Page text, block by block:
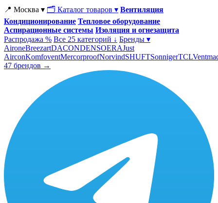
📍 Москва ▾ 🗂 Каталог товаров ▾ Вентиляция
Кондиционирование Тепловое оборудование
Аспирационные системы Изоляция и огнезащита
Распродажа % Все 25 категорий ↓ Бренды ▾
AironeBreezartDACONDENSOERAJust
AirconKomfoventMercorproofNorvindSHUFTSonnigerTCL
47 брендов →